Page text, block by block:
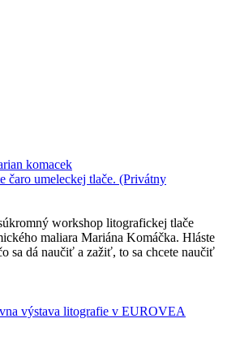
čaro umeleckej tlače. (Privátny
workshop litografickej tlače
maliara Mariána Komáčka. Hláste
sa dá naučiť a zažiť, to sa chcete naučiť
výstava litografie v EUROVEA